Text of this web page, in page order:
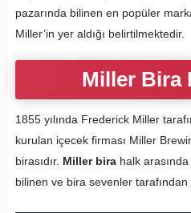
pazarında bilinen en popüler
Miller’in yer aldığı belirtilmektedir.
Miller Bira
1855 yılında Frederick Miller
kurulan içecek firması Miller
birasıdır. Miller birahalk arasında
bilinen ve bira sevenler